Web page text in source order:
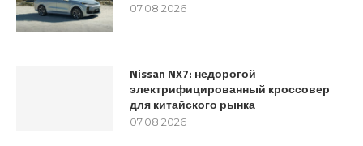
07.08.2026
Nissan NX7: недорогой
электрифицированный кроссовер
для китайского рынка
07.08.2026